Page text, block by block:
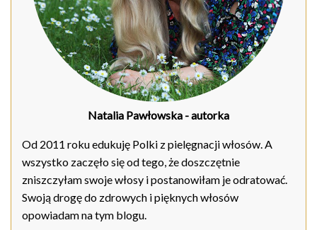
Natalia Pawłowska - autorka
Od 2011 roku edukuję Polki z pielęgnacji włosów. A
wszystko zaczęło się od tego, że doszczętnie
zniszczyłam swoje włosy i postanowiłam je odratować.
Swoją drogę do zdrowych i pięknych włosów
opowiadam na tym blogu.